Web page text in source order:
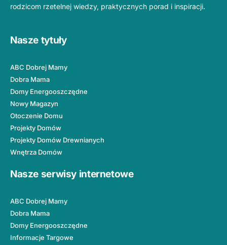
rodzicom rzetelnej wiedzy, praktycznych porad i inspiracji.
Nasze tytuły
ABC Dobrej Mamy
Dobra Mama
Domy Energooszczędne
Nowy Magazyn
Otoczenie Domu
Projekty Domów
Projekty Domów Drewnianych
Wnętrza Domów
Nasze serwisy internetowe
ABC Dobrej Mamy
Dobra Mama
Domy Energooszczędne
Informacje Targowe